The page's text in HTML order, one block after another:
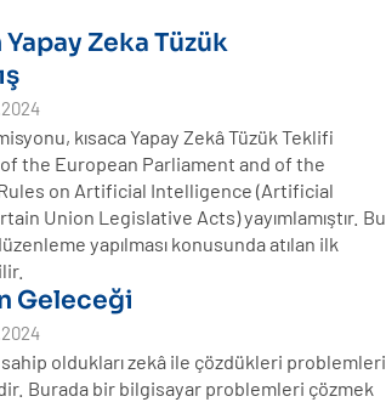
Zeka Tüzük
kısaca Yapay Zekâ Tüzük Teklifi
the European Parliament and of the
on Artificial Intelligence (Artificial
Union Legislative Acts) yayımlamıştır. Bu
yapılması konusunda atılan ilk
Geleceği
oldukları zekâ ile çözdükleri problemleri
Burada bir bilgisayar problemleri çözmek